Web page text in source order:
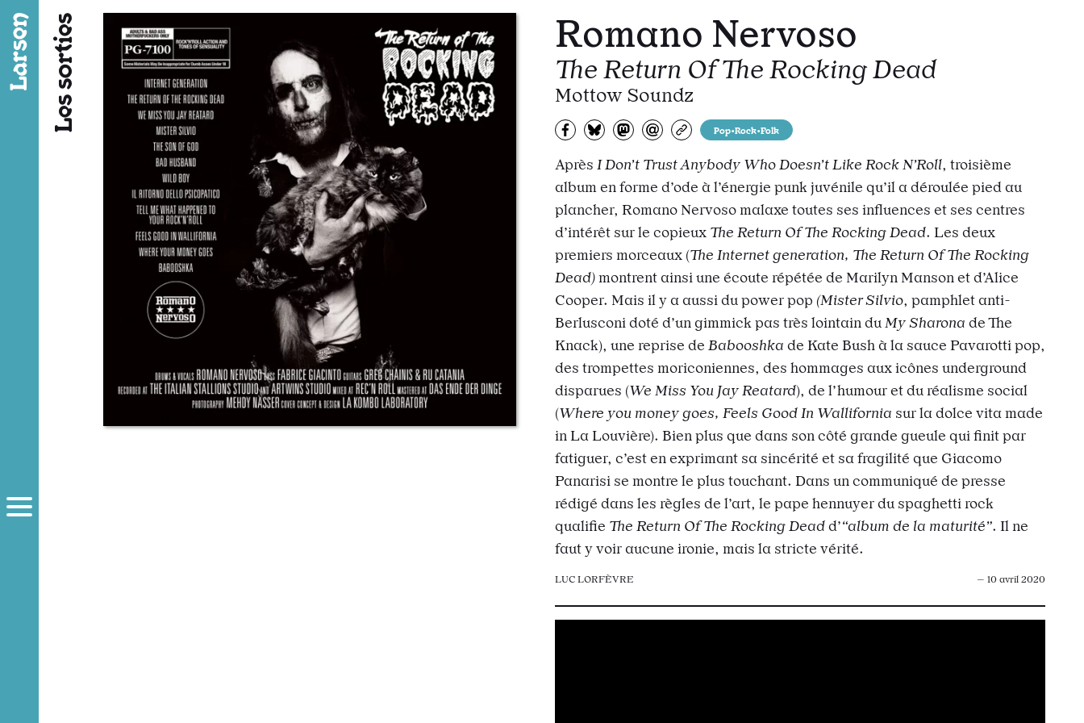
Les sorties Romano Nervoso
The Return Of The Rocking Dead
Mottow Soundz
Partagez sur Facebook
Partager sur Bluesky
Partager sur Mastodon
Partagez par e-mail
Copiez l’urlPop•Rock•Folk
Après I Don’t Trust Anybody Who Doesn’t Like Rock N’Roll, troisième
album en forme d’ode à l’énergie punk juvénile qu’il a déroulée pied au
plancher, Romano Nervoso malaxe toutes ses influences et ses centres
d’intérêt sur le copieux The Return Of The Rocking Dead. Les deux
premiers morceaux (The Internet generation, The Return Of The Rocking
Dead)montrent ainsi une écoute répétée de Marilyn Manson et d’Alice
Cooper. Mais il y a aussi du power pop (Mister Silvio, pamphlet anti-
Berlusconi doté d’un gimmick pas très lointain du My Sharona de The
Knack), une reprise de Babooshka de Kate Bush à la sauce Pavarotti pop,
des trompettes moriconiennes, des hommages aux icônes underground
disparues (We Miss You Jay Reatard), de l’humour et du réalisme social
(Where you money goes, Feels Good In Wallifornia sur la dolce vita made
in La Louvière). Bien plus que dans son côté grande gueule qui finit par
fatiguer, c’est en exprimant sa sincérité et sa fragilité que Giacomo
Panarisi se montre le plus touchant. Dans un communiqué de presse
rédigé dans les règles de l’art, le pape hennuyer du spaghetti rock
qualifie The Return Of The Rocking Deadd’“album de la maturité”. Il ne
faut y voir aucune ironie, mais la stricte vérité.
LUC LORFÈVRE — 10 avril 2020